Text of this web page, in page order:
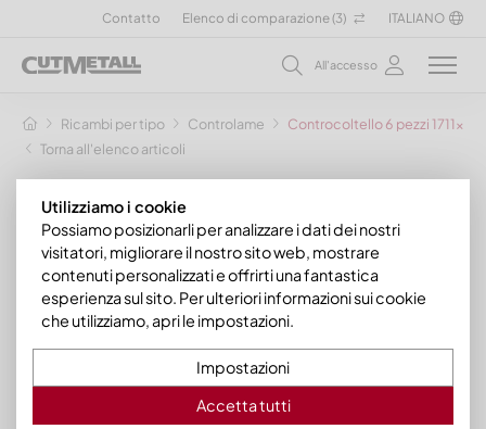
Contatto Elenco di comparazione (3) ITALIANO
All'accesso
Ricambi per tipo Controlame
Controcoltello 6 pezzi
Torna all'elenco articoli
Utilizziamo i cookie
Possiamo posizionarli per analizzare i dati dei nostri
visitatori, migliorare il nostro sito web, mostrare
contenuti personalizzati e offrirti una fantastica
esperienza sul sito. Per ulteriori informazioni sui cookie
che utilizziamo, apri le impostazioni.
Impostazioni
Accetta tutti